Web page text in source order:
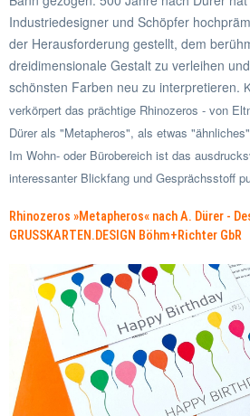
Industriedesigner und Schöpfer
der Herausforderung gestellt, dem
dreidimensionale Gestalt zu verleihen
schönsten Farben neu zu interpretieren.
verkörpert das prächtige Rhinozeros - von
Dürer als "Metapheros", als etwas
Im Wohn- oder Bürobereich ist das
interessanter Blickfang und Gesprächsstoff
Rhinozeros »Metapheros« nach A. Dürer -
GRUSSKARTEN.DESIGN Böhm+Richter GbR